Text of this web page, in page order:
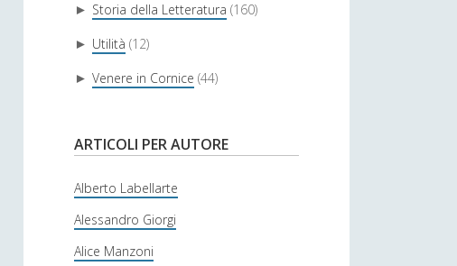
► Storia della Letteratura (160)
► Utilità (12)
► Venere in Cornice (44)
ARTICOLI PER AUTORE
Alberto Labellarte
Alessandro Giorgi
Alice Manzoni